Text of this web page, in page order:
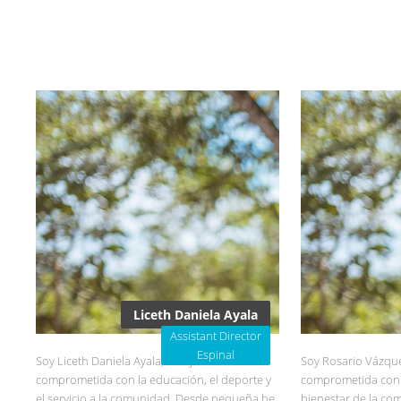
Liceth Daniela Ayala
Assistant Director
Espinal
Soy Liceth Daniela Ayala, una joven
comprometida con la educación, el deporte y
Soy Rosario
comprometida con